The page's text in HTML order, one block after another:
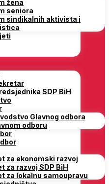
žena
seniora
sindikalnih aktivista i
SDP BiH
Glavnog odbora
odboru
za ekonomski razvoj
za razvoj SDP BiH
za lokalnu samoupravu